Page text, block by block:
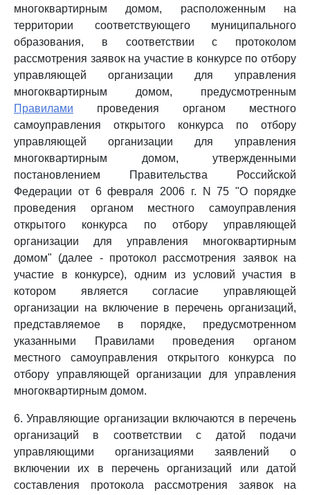
многоквартирным домом, расположенным на
территории соответствующего муниципального
образования, в соответствии с протоколом
рассмотрения заявок на участие в конкурсе по отбору
управляющей организации для управления
многоквартирным домом, предусмотренным
Правилами проведения органом местного
самоуправления открытого конкурса по отбору
управляющей организации для управления
многоквартирным домом, утвержденными
постановлением Правительства Российской
Федерации от 6 февраля 2006 г. N 75 "О порядке
проведения органом местного самоуправления
открытого конкурса по отбору управляющей
организации для управления многоквартирным
домом" (далее - протокол рассмотрения заявок на
участие в конкурсе), одним из условий участия в
котором является согласие управляющей
организации на включение в перечень организаций,
представляемое в порядке, предусмотренном
указанными Правилами проведения органом
местного самоуправления открытого конкурса по
отбору управляющей организации для управления
многоквартирным домом.
6. Управляющие организации включаются в перечень
организаций в соответствии с датой подачи
управляющими организациями заявлений о
включении их в перечень организаций или датой
составления протокола рассмотрения заявок на